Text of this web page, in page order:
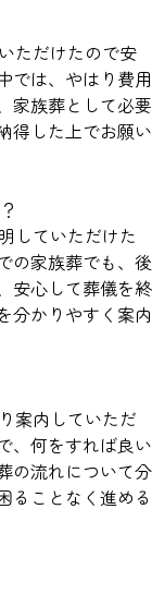
ただけたので安
では、やはり費用
家族葬として必要
得した上でお願い
していただけた
の家族葬でも、後
安心して葬儀を終
分かりやすく案内
案内していただ
、何をすれば良い
の流れについて分
ることなく進める